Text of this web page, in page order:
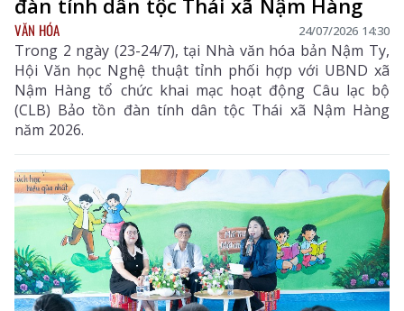
đàn tính dân tộc Thái xã Nậm Hàng
VĂN HÓA 24/07/2026 14:30
Trong 2 ngày (23-24/7), tại Nhà văn hóa bản Nậm Ty,
Hội Văn học Nghệ thuật tỉnh phối hợp với UBND xã
Nậm Hàng tổ chức khai mạc hoạt động Câu lạc bộ
(CLB) Bảo tồn đàn tính dân tộc Thái xã Nậm Hàng
năm 2026.